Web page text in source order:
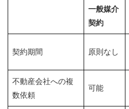
一般媒介
契約
契約期間 原則なし
不動産会社への複
数依頼
可能